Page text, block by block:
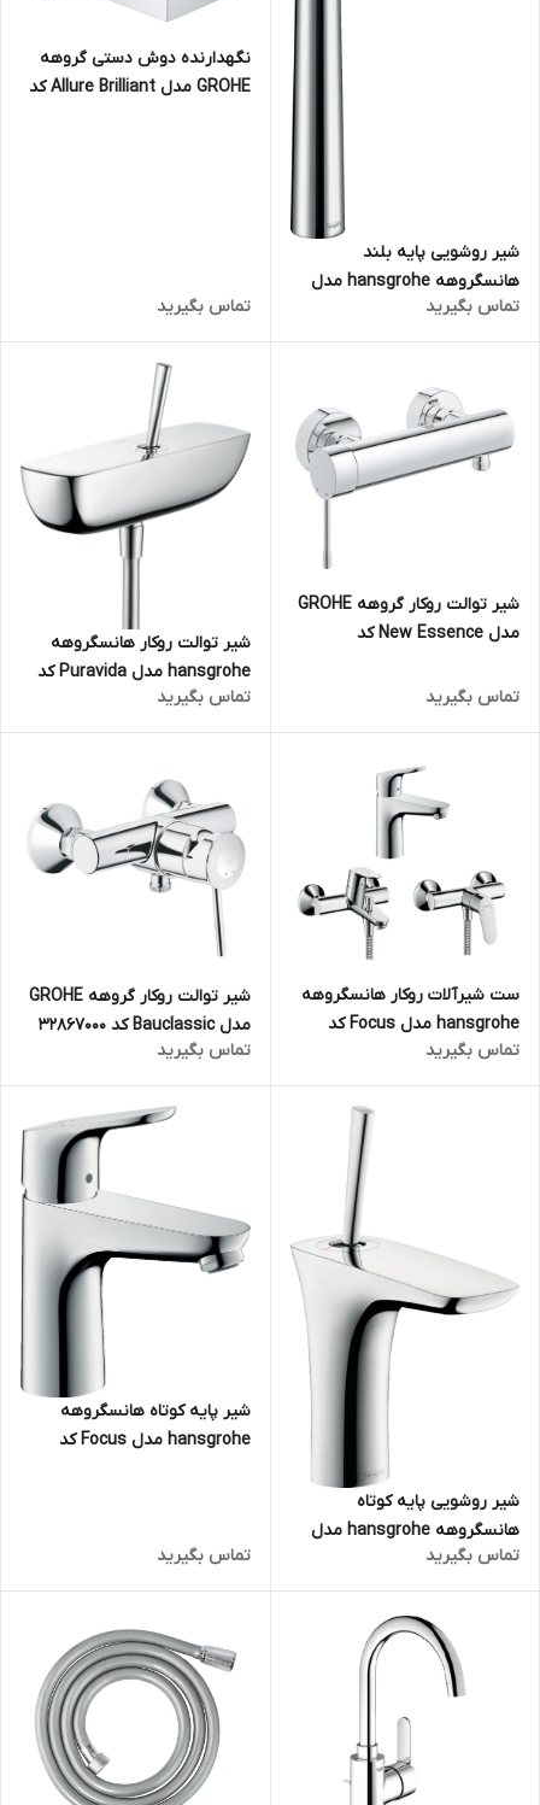
شیر روشویی پایه بلند
هانسگروهه hansgrohe مدل
Talis S کد 72115000
تماس بگیرید
نگهدارنده دوش دستی گروهه
GROHE مدل Allure Brilliant کد
تماس بگیرید
شیر توالت روکار گروهه GROHE
مدل New Essence کد
تماس بگیرید
شیر توالت روکار هانسگروهه
hansgrohe مدل Puravida کد
15672000
تماس بگیرید
ست شیرآلات روکار هانسگروهه
hansgrohe مدل Focus کد
KH1062 (سه تکه)
تماس بگیرید
شیر توالت روکار گروهه GROHE
مدل Bauclassic کد 32867000
تماس بگیرید
شیر روشویی پایه کوتاه
هانسگروهه hansgrohe مدل
Puravida کد 15070000
تماس بگیرید
شیر پایه کوتاه هانسگروهه
hansgrohe مدل Focus کد
تماس بگیرید